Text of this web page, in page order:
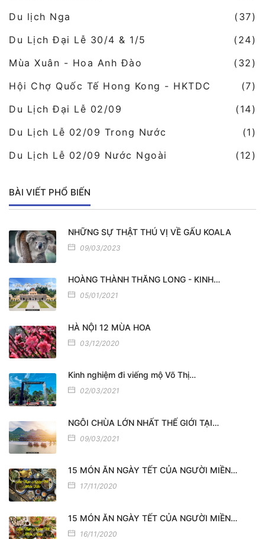
Du lịch Nga
(37)
Du Lịch Đại Lễ 30/4 & 1/5
(24)
Mùa Xuân - Hoa Anh Đào
(32)
Hội Chợ Quốc Tế Hong Kong - HKTDC
(7)
Du Lịch Đại Lễ 02/09
(14)
Du Lịch Lễ 02/09 Trong Nước
(1)
Du Lịch Lễ 02/09 Nước Ngoài
(12)
BÀI VIẾT PHỔ BIẾN
NHỮNG SỰ THẬT THÚ VỊ VỀ GẤU KOALA
09/03/2023
HOÀNG THÀNH THĂNG LONG - KINH…
05/01/2021
HÀ NỘI 12 MÙA HOA
03/12/2020
Kinh nghiệm đi viếng mộ Võ Thị…
02/03/2021
NGÔI CHÙA LỚN NHẤT THẾ GIỚI TẠI…
09/03/2021
15 MÓN ĂN NGÀY TẾT CỦA NGƯỜI MIỀN…
17/11/2020
15 MÓN ĂN NGÀY TẾT CỦA NGƯỜI MIỀN…
16/11/2020